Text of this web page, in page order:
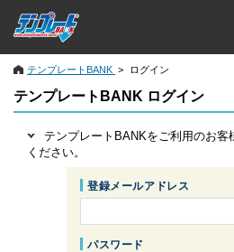
テンプレートBANK ログイン
テンプレートBANK ログイン
テンプレートBANKをご利用のお客
ください。
登録メールアドレス
パスワード